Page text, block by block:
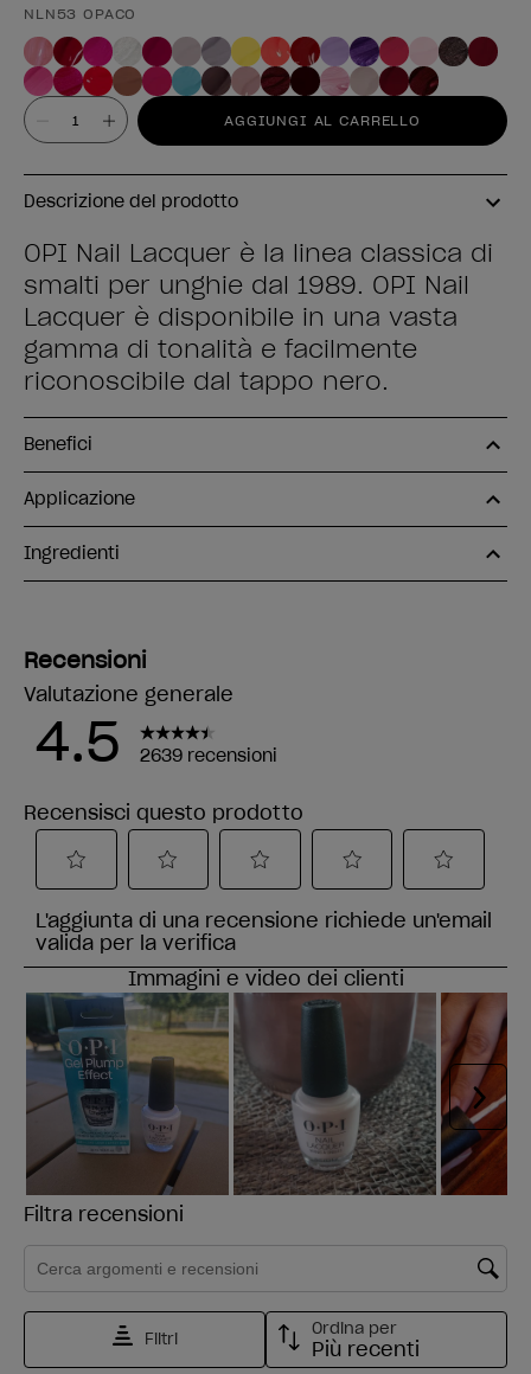
NLN53 OPACO
Valore AGGIUNGI AL CARRELLO
Descrizione del prodotto
OPI Nail Lacquer è la linea classica di
smalti per unghie dal 1989. OPI Nail
Lacquer è disponibile in una vasta
gamma di tonalità e facilmente
riconoscibile dal tappo nero.
Benefici
Applicazione
Ingredienti